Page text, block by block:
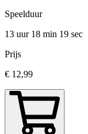
Speelduur
13 uur 18 min 19 sec
Prijs
€ 12,99